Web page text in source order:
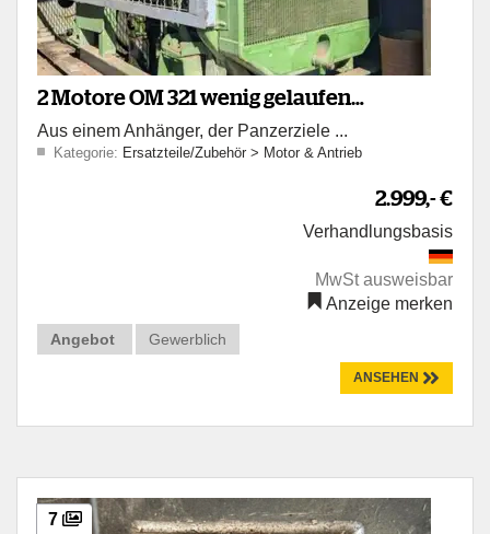
2 Motore OM 321 wenig gelaufen
funktionsfähig
Aus einem Anhänger, der Panzerziele ...
Kategorie: Ersatzteile/Zubehör > Motor & Antrieb
2.999,- €
Verhandlungsbasis
MwSt ausweisbar
Anzeige merken
Angebot Gewerblich
ANSEHEN
7